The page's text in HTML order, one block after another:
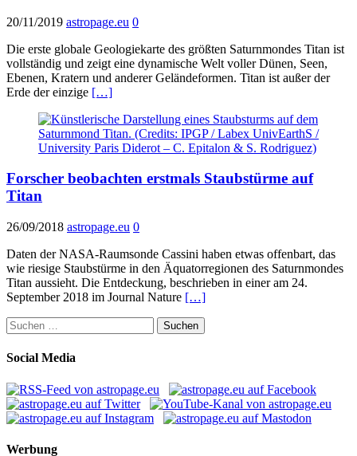
20/11/2019 astropage.eu 0
Die erste globale Geologiekarte des größten Saturnmondes Titan ist
vollständig und zeigt eine dynamische Welt voller Dünen, Seen,
Ebenen, Kratern und anderer Geländeformen. Titan ist außer der
Erde der einzige […]
Forscher beobachten erstmals Staubstürme auf
Titan
26/09/2018 astropage.eu 0
Daten der NASA-Raumsonde Cassini haben etwas offenbart, das
wie riesige Staubstürme in den Äquatorregionen des Saturnmondes
Titan aussieht. Die Entdeckung, beschrieben in einer am 24.
September 2018 im Journal Nature […]
Suchen
nach:
Social Media
Werbung